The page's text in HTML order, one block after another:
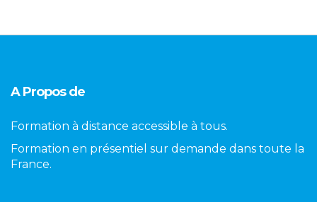
A Propos de
Formation à distance accessible à tous.
Formation en présentiel sur demande dans toute la
France.